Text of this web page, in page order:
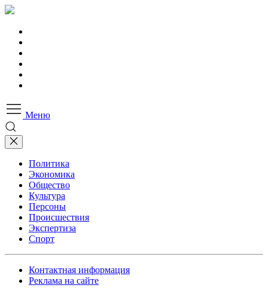
Меню
Политика
Экономика
Общество
Культура
Персоны
Происшествия
Экспертиза
Спорт
Контактная информация
Реклама на сайте